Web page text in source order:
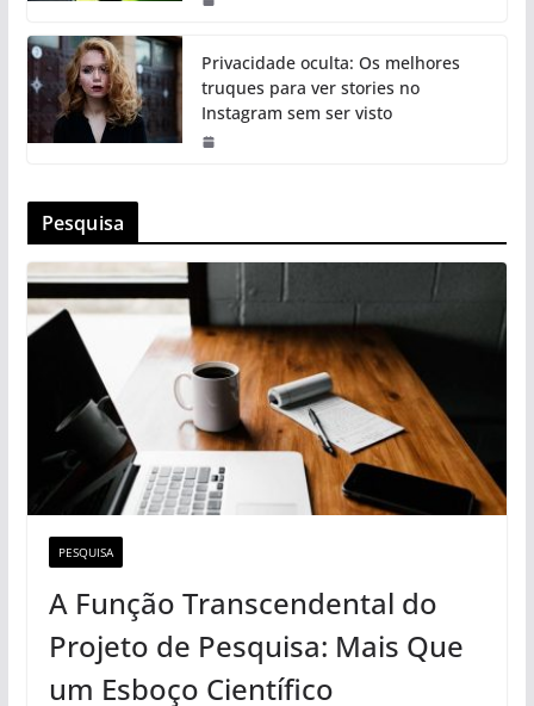
Privacidade oculta: Os melhores
truques para ver stories no
Instagram sem ser visto
Pesquisa
PESQUISA
A Função Transcendental do
Projeto de Pesquisa: Mais Que
um Esboço Científico